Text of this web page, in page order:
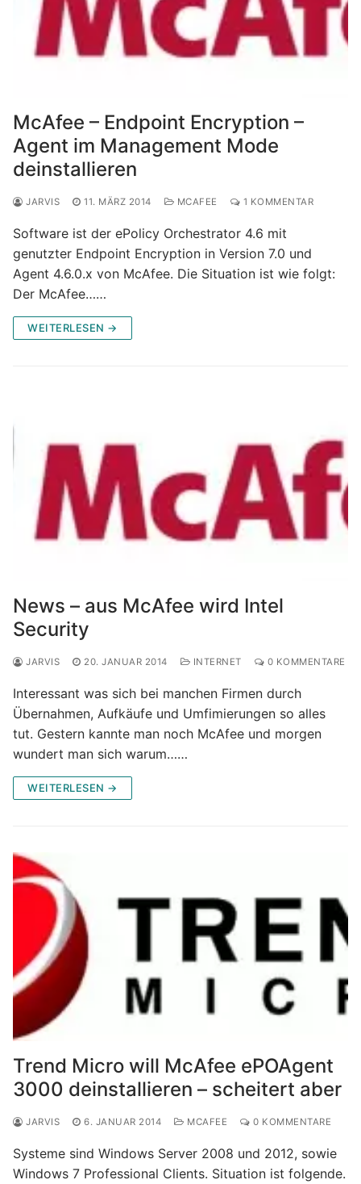
McAfee – Endpoint Encryption –
Agent im Management Mode
deinstallieren
JARVIS 11. MÄRZ 2014 MCAFEE 1 KOMMENTAR
Software ist der ePolicy Orchestrator 4.6 mit
genutzter Endpoint Encryption in Version 7.0 und
Agent 4.6.0.x von McAfee. Die Situation ist wie folgt:
Der McAfee……
WEITERLESEN →
News – aus McAfee wird Intel
Security
JARVIS 20. JANUAR 2014 INTERNET 0 KOMMENTARE
Interessant was sich bei manchen Firmen durch
Übernahmen, Aufkäufe und Umfimierungen so alles
tut. Gestern kannte man noch McAfee und morgen
wundert man sich warum……
WEITERLESEN →
Trend Micro will McAfee ePOAgent
3000 deinstallieren – scheitert aber
JARVIS 6. JANUAR 2014 MCAFEE 0 KOMMENTARE
Systeme sind Windows Server 2008 und 2012, sowie
Windows 7 Professional Clients. Situation ist folgende.